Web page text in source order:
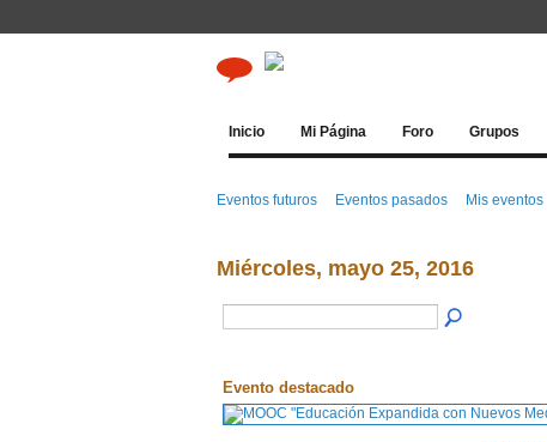
Inicio Mi Página Foro Grupos
Eventos futuros Eventos pasados Mis eventos
Miércoles, mayo 25, 2016
Evento destacado